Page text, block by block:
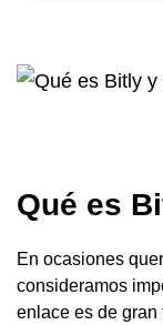
Qué es
En ocasiones
consideramos
enlace es de